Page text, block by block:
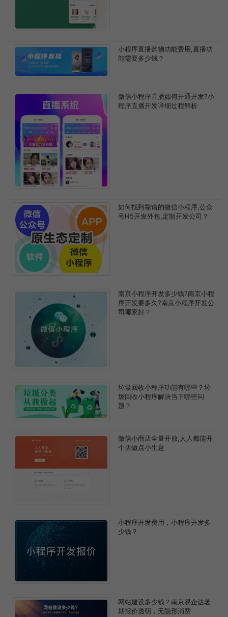
小程序直播购物功能费用,直播功
能需要多少钱？
微信小程序直播如何开通开发?小
程序直播开发详细过程解析
如何找到靠谱的微信小程序,公众
号H5开发外包,定制开发公司？
南京小程序开发多少钱?南京小程
序开发要多久?南京小程序开发公
司哪家好？
垃圾回收小程序功能有哪些？垃
圾回收小程序解决当下哪些问
题？
微信小商店全量开放,人人都能开
个店做点小生意
小程序开发费用，小程序开发多
少钱？
网站建设多少钱？南京易企达暑
期报价透明，无隐形消费